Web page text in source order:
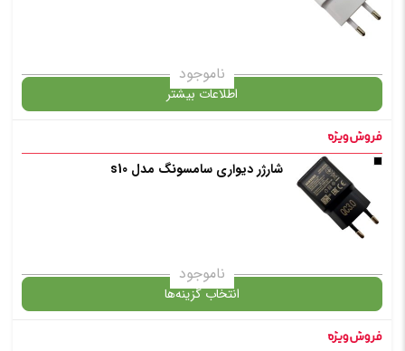
انتخاب رنگ
✧ چت با پشتیبان واتس آپ
ناموجود
اطلاعات بیشتر
در حال حاضر این محصول در انبار موجود نیست و در دسترس نمی باشد.
✧ چت با پشتیبان واتس آپ
شارژر دیواری سامسونگ مدل s10
ناموجود
انتخاب گزینه‌ها